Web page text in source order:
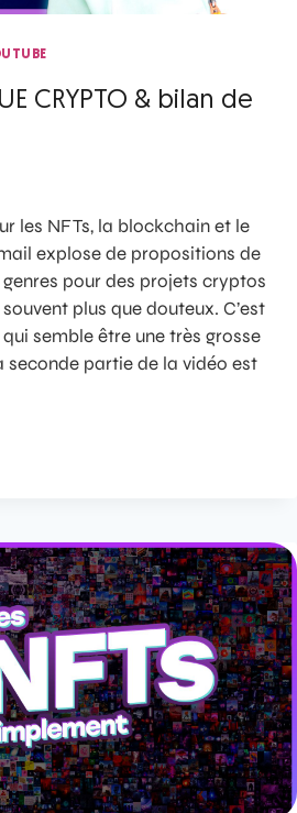
CRYPTO & bilan de
les NFTs, la blockchain et le
explose de propositions de
pour des projets cryptos
plus que douteux. C’est
semble être une très grosse
seconde partie de la vidéo est